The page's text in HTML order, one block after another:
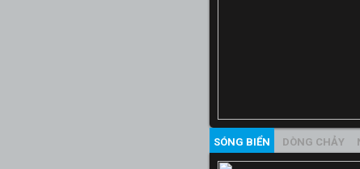
SÓNG BIỂN DÒNG CHẢY